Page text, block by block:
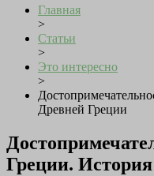
Главная
>
Статьи
>
Это интересно
>
Древней Греции
Греции.